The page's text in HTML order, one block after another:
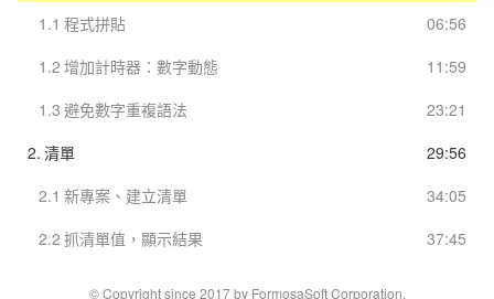
06:56
1.1 程式拼貼
11:59
1.2 增加計時器：數字動態
23:21
1.3 避免數字重複語法
29:56
2. 清單
34:05
2.1 新專案、建立清單
37:45
2.2 抓清單值，顯示結果
© Copyright since 2017 by FormosaSoft Corporation.